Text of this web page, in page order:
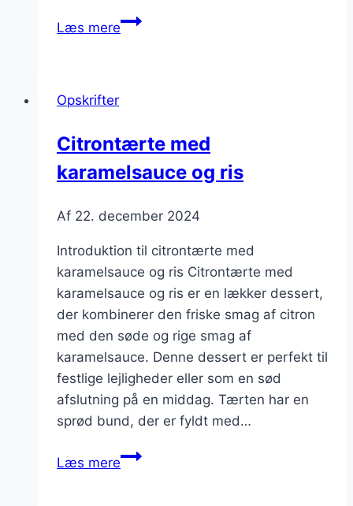
Læs mereCitrontærte
gøres
Opskrifter
Citrontærte med
karamelsauce og ris
Af 22. december 2024
Introduktion til citrontærte med
karamelsauce og ris Citrontærte med
karamelsauce og ris er en lækker dessert,
der kombinerer den friske smag af citron
med den søde og rige smag af
karamelsauce. Denne dessert er perfekt til
festlige lejligheder eller som en sød
afslutning på en middag. Tærten har en
sprød bund, der er fyldt med…
Læs mereCitrontærte